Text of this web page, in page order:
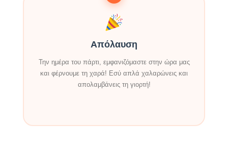
Απόλαυση
Την ημέρα του πάρτι, εμφανιζόμαστε στην ώρα μας
και φέρνουμε τη χαρά! Εσύ απλά χαλαρώνεις και
απολαμβάνεις τη γιορτή!